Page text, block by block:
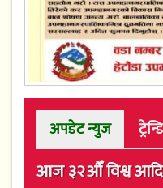
अपडेट न्युज
आज ३२औँ विश्व